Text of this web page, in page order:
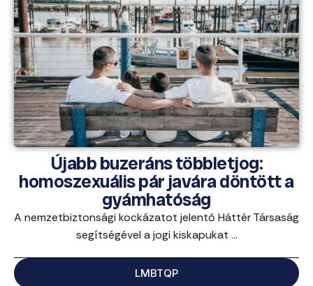
Újabb buzeráns többletjog:
homoszexuális pár javára döntött a
gyámhatóság
A nemzetbiztonsági kockázatot jelentő Háttér Társaság
segítségével a jogi kiskapukat ...
LMBTQP